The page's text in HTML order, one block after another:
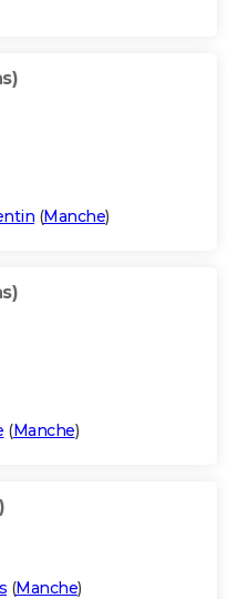
(Manche)
(Manche)
(Manche)